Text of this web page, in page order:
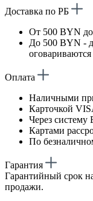
Доставка по РБ
От 500 BYN
До 500 BYN -
оговариваются
Оплата
Наличными
Карточкой
Через
Картами
По
Гарантия
Гарантийный срок
продажи.